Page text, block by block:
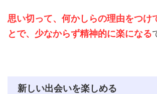
思い切って、何かしらの理由をつけ
とで、少なからず精神的に楽になる
新しい出会いを楽しめる